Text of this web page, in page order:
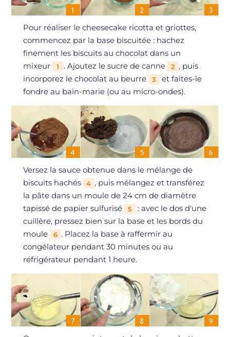
Pour réaliser le cheesecake ricotta et griottes,
commencez par la base biscuitée : hachez
finement les biscuits au chocolat dans un
mixeur
1 . Ajoutez le sucre de canne 2 , puis
incorporez le chocolat au beurre
3
et faites-le
fondre au bain-marie (ou au micro-ondes).
Versez la sauce obtenue dans le mélange de
biscuits hachés
4 , puis mélangez et transférez
la pâte dans un moule de 24 cm de diamètre
tapissé de papier sulfurisé
5
: avec le dos d'une
cuillère, pressez bien sur la base et les bords du
moule
6 . Placez la base à raffermir au
congélateur pendant 30 minutes ou au
réfrigérateur pendant 1 heure.